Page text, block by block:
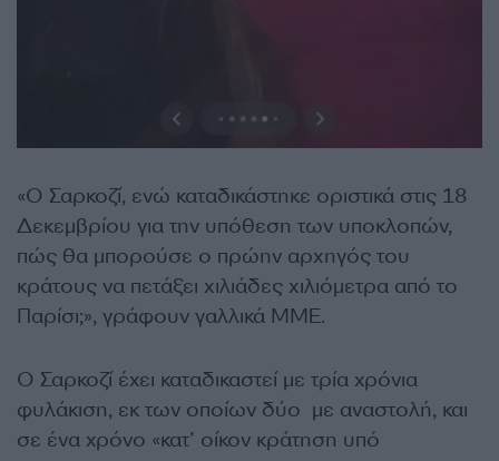
«Ο Σαρκοζί, ενώ καταδικάστηκε οριστικά στις 18
Δεκεμβρίου για την υπόθεση των υποκλοπών,
πώς θα μπορούσε ο πρώην αρχηγός του
κράτους να πετάξει χιλιάδες χιλιόμετρα από το
Παρίσι;», γράφουν γαλλικά ΜΜΕ.
Ο Σαρκοζί έχει καταδικαστεί με τρία χρόνια
φυλάκιση, εκ των οποίων δύο με αναστολή, και
σε ένα χρόνο «κατ’ οίκον κράτηση υπό